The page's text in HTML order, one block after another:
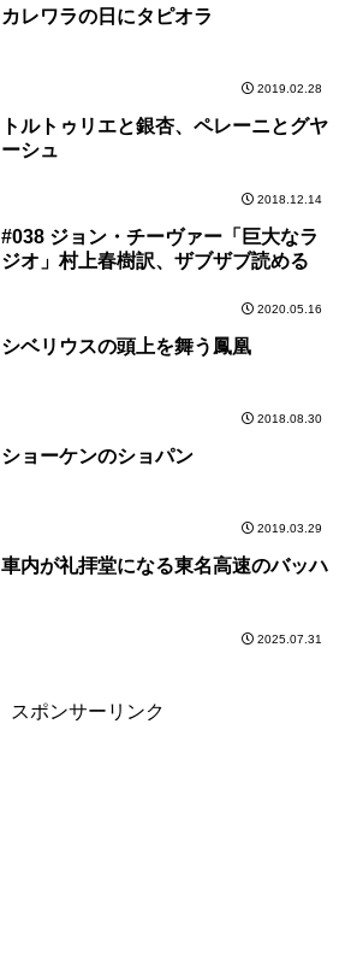
カレワラの日にタピオラ
2019.02.28
トルトゥリエと銀杏、ペレーニとグヤ
ーシュ
2018.12.14
#038 ジョン・チーヴァー「巨大なラ
ジオ」村上春樹訳、ザブザブ読める
2020.05.16
シベリウスの頭上を舞う鳳凰
2018.08.30
ショーケンのショパン
2019.03.29
車内が礼拝堂になる東名高速のバッハ
2025.07.31
スポンサーリンク